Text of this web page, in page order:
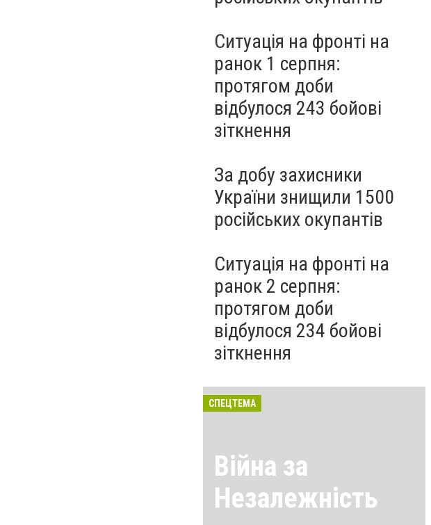
Ситуація на фронті на
ранок 1 серпня:
протягом доби
відбулося 243 бойові
зіткнення
За добу захисники
України знищили 1500
російських окупантів
Ситуація на фронті на
ранок 2 серпня:
протягом доби
відбулося 234 бойові
зіткнення
СПЕЦТЕМА
Війна за
Незалежність